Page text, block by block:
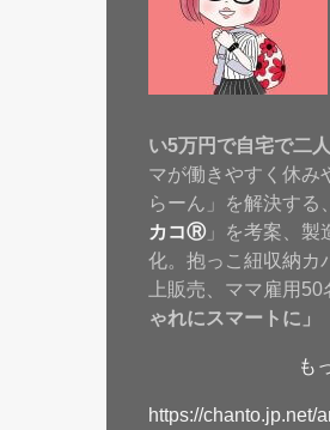
い5万円で自宅で二
マが働きやすく休み
らーん」を解決する
カコⓇ 」を考案、製
化。抱っこ紐収納カ
上販売、ママ雇用50
ゃれにスマートに」
も
https://chanto.jp.net/